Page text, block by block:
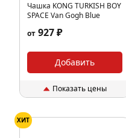
Чашка KONG TURKISH BOY
SPACE Van Gogh Blue
от 927 ₽
Добавить
Показать цены
ХИТ